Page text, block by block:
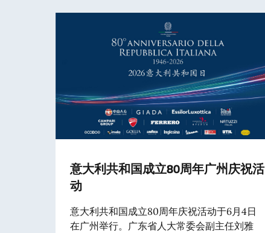
意大利共和国成立80周年广州庆祝活
动
意大利共和国成立80周年庆祝活动于6月4日
在广州举行。广东省人大常委会副主任刘雅